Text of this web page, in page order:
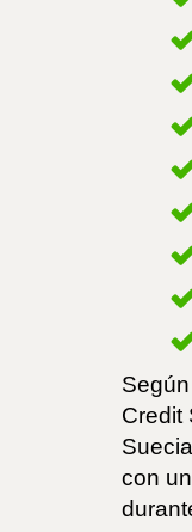
Credit
con